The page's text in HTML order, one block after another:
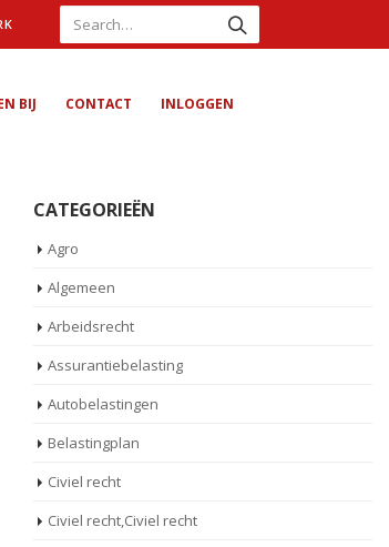
BIJ CONTACT INLOGGEN
CATEGORIEËN
Agro
Algemeen
Arbeidsrecht
Assurantiebelasting
Autobelastingen
Belastingplan
Civiel recht
Civiel recht,Civiel recht